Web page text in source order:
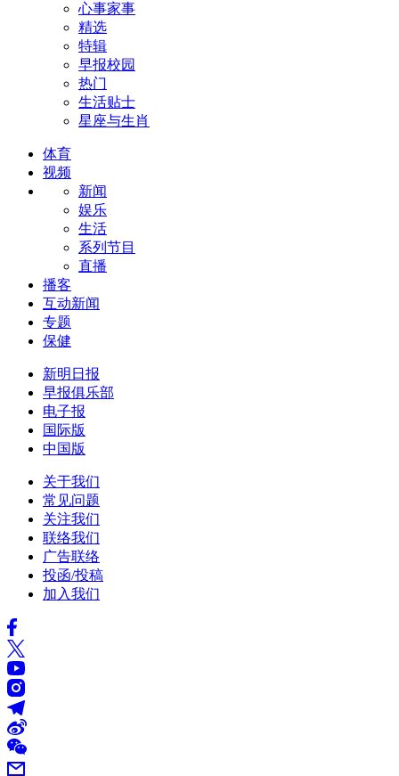
心事家事
精选
特辑
早报校园
热门
生活贴士
星座与生肖
体育
视频
新闻
娱乐
生活
系列节目
直播
播客
互动新闻
专题
保健
新明日报
早报俱乐部
电子报
国际版
中国版
关于我们
常见问题
关注我们
联络我们
广告联络
投函/投稿
加入我们